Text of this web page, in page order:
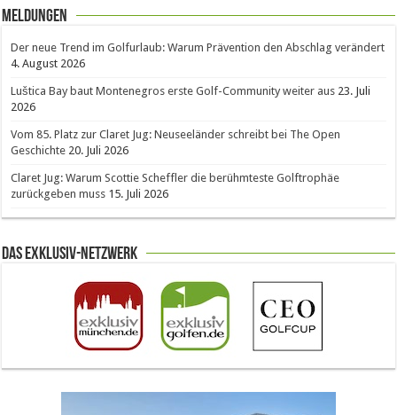
Meldungen
Der neue Trend im Golfurlaub: Warum Prävention den Abschlag verändert
4. August 2026
Luštica Bay baut Montenegros erste Golf-Community weiter aus 23. Juli
2026
Vom 85. Platz zur Claret Jug: Neuseeländer schreibt bei The Open
Geschichte 20. Juli 2026
Claret Jug: Warum Scottie Scheffler die berühmteste Golftrophäe
zurückgeben muss 15. Juli 2026
Das Exklusiv-Netzwerk